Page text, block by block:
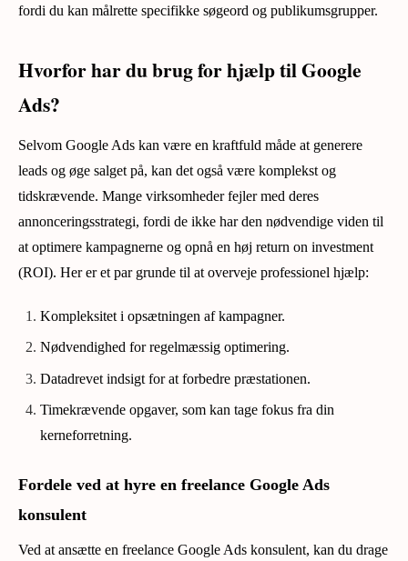
fordi du kan målrette specifikke søgeord og publikumsgrupper.
Hvorfor har du brug for hjælp til Google
Ads?
Selvom Google Ads kan være en kraftfuld måde at generere
leads og øge salget på, kan det også være komplekst og
tidskrævende. Mange virksomheder fejler med deres
annonceringsstrategi, fordi de ikke har den nødvendige viden til
at optimere kampagnerne og opnå en høj return on investment
(ROI). Her er et par grunde til at overveje professionel hjælp:
Kompleksitet i opsætningen af kampagner.
Nødvendighed for regelmæssig optimering.
Datadrevet indsigt for at forbedre præstationen.
Timekrævende opgaver, som kan tage fokus fra din
kerneforretning.
Fordele ved at hyre en freelance Google Ads
konsulent
Ved at ansætte en freelance Google Ads konsulent, kan du drage